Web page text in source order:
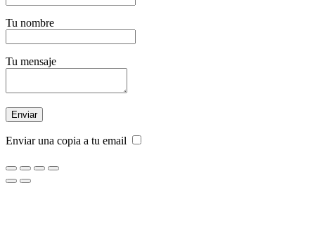
Tu nombre
Tu mensaje
Enviar una copia a tu email